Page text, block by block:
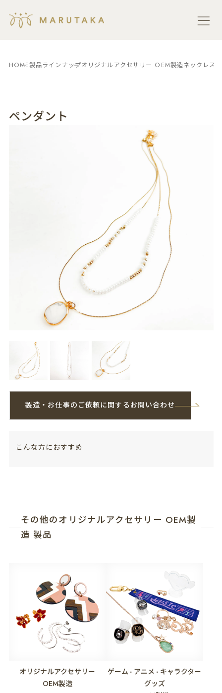
HOME製品ラインナップオリジナルアクセサリー OEM製造ネックレス
ペンダント
製造・お仕事のご依頼に関するお問い合わせ
こんな方におすすめ
その他のオリジナルアクセサリー OEM製
造 製品
オリジナルアクセサリー
OEM製造
ゲーム ・ アニメ ・ キャラクター
グッズ